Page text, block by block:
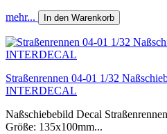
mehr... In den Warenkorb
Straßenrennen 04-01 1/32
INTERDECAL
Naßschiebebild Decal
Größe: 135x100mm...